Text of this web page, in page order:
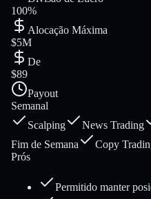
100%
Alocação Máxima
$5M
De
$89
Payout
Semanal
Scalping
News Trading
Fim de Semana
Copy
Prós
Permitido manter